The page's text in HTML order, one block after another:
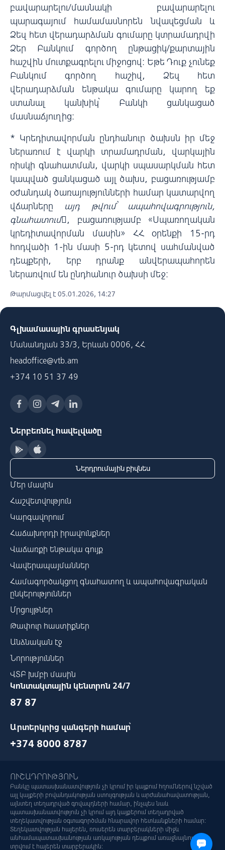
բավարարելու/մասնակի բավարարելու
պարագայում համամասնորեն նվազեցման և
Ձեզ հետ վերադարձման գումարը կտրամադրվի
Ձեր Բանկում գործող ընթացիկ/քարտային
հաշվին մուտքագրելու միջոցով: Եթե Դուք չունեք
Բանկում գործող հաշիվ, Ձեզ հետ
վերադարձման ենթակա գումարը կարող եք
ստանալ կանխիկ՝ Բանկի ցանկացած
մասնաճյուղից:
* Կրեդիտավորման ընդհանուր ծախսն իր մեջ
ներառում է վարկի տրամադրման, վարկային
ռիսկի գնահատման, վարկի սպասարկման հետ
կապված ցանկացած այլ ծախս, բացառությամբ
օժանդակ ծառայությունների համար կատարվող
վճարները այդ թվում՝ ապահովագրություն,
գնահատում, բացառությամբ «Սպառողական
կրեդիտավորման մասին» ՀՀ օրենքի 15-րդ
հոդվածի 1-ին մասի 5-րդ կետով սահմանված
դեպքերի, երբ դրանք անվերապահորեն
ներառվում են ընդհանուր ծախսի մեջ:
Թարմացվել է 05.01.2026, 14:27
Գլխամասային գրասենյակ
Մանանդյան 33/3, Երևան 0006, ՀՀ
headoffice@vtb.am
+374 10 51 37 49
Ներբեռնել հավելվածը
Ներդրումային բիզնես
Մեր մասին
Հաշվետվություն
Կարգավորում
Հաճախորդի իրավունքներ
Վաճառքի ենթակա գույք
Վավերապայմաններ
Համագործակցող գնահատող և ապահովագրական
ընկերություններ
Մրցույթներ
Թափուր հաստիքներ
Անձնական էջ
Նորություններ
ՎՏԲ խմբի մասին
Կոնտակտային կենտրոն 24/7
87 87
Արտերկրից զանգերի համար՝
+374 8000 8787
ՈՒՇԱԴՐՈՒԹՅՈՒՆ
Բանկը պատասխանատվություն չի կրում իր կայքում հղումներով նշված
այլ կայքերի բովանդակության ստույգության և արժանահավատության,
այնտեղ տեղադրված գովազդների համար, ինչպես նաև
պատասխանատվություն չի կրում այդ կայքերում տեղադրված
տեղեկատվության օգտագործման հնարավոր հետևանքների համար:
Տեղեկատվության հայերեն, ռուսերեն տարբերակների միջև
անհամապատասխանության առկայության դեպքում առաջնայնությունը
տրվում է հայերեն տարբերակին: